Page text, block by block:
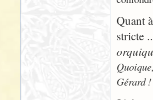
Quant
stricte
Gérard